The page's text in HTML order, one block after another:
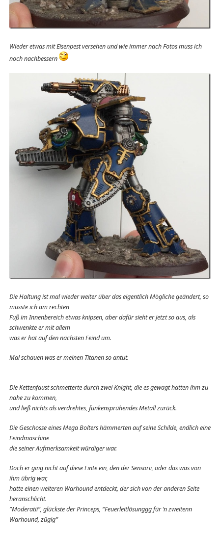
Wieder etwas mit Eisenpest versehen und wie immer nach Fotos muss ich
noch nachbessern
Die Haltung ist mal wieder weiter über das eigentlich Mögliche geändert, so
musste ich am rechten
Fuß im Innenbereich etwas knipsen, aber dafür sieht er jetzt so aus, als
schwenkte er mit allem
was er hat auf den nächsten Feind um.
Mal schauen was er meinen Titanen so antut.
Die Kettenfaust schmetterte durch zwei Knight, die es gewagt hatten ihm zu
nahe zu kommen,
und ließ nichts als verdrehtes, funkensprühendes Metall zurück.
Die Geschosse eines Mega Bolters hämmerten auf seine Schilde, endlich eine
Feindmaschine
die seiner Aufmerksamkeit würdiger war.
Doch er ging nicht auf diese Finte ein, den der Sensorii, oder das was von
ihm übrig war,
hatte einen weiteren Warhound entdeckt, der sich von der anderen Seite
heranschlicht.
”Moderatii”, glückste der Princeps, “Feuerleitlösunggg für ‘n zweitenn
Warhound, zügig”